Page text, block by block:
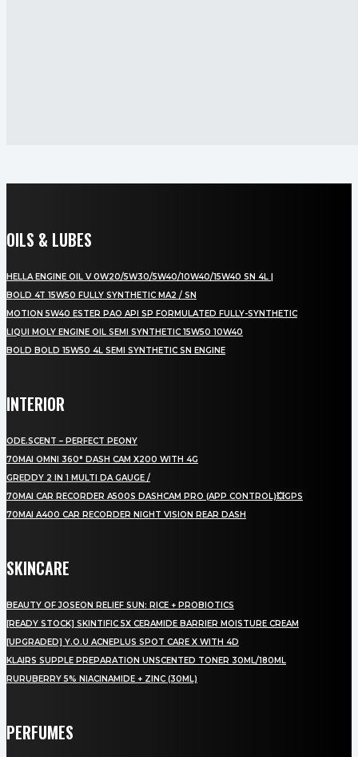
OILS & LUBES
HELLA ENGINE OIL V 0W20/5W30/5W40/10W40/15W40 SN 4L |
BOLD 4T 15W50 FULLY SYNTHETIC MA2 / SN
MOTION 5W40 ESTER PAO API SP FORMULATED FULLY-SYNTHETIC
LIQUI MOLY ENGINE OIL SEMI SYNTHETIC 15W50 10W40
BOLD BOLD 15W50 4L SEMI SYNTHETIC SN ENGINE
INTERIOR
ODE.SCENT – PERFECT PEONY
70MAI OMNI 360° DASH CAM X200 WITH 4G
GREDDY 2 IN 1 MULTI DA GAUGE /
70MAI CAR RECORDER A500S DASHCAM PRO (APP CONTROL)💥GPS
70MAI A400 CAR RECORDER NIGHT VISION REAR DASH
SKINCARE
BEAUTY OF JOSEON RELIEF SUN: RICE + PROBIOTICS
[READY STOCK] SKINTIFIC 5X CERAMIDE BARRIER MOISTURE CREAM
[UPGRADED] Y.O.U ACNEPLUS SPOT CARE X WITH 4D
KLAIRS SUPPLE PREPARATION UNSCENTED TONER 30ML/180ML
RURUBERRY 5% NIACINAMIDE + ZINC (30ML)
PERFUMES